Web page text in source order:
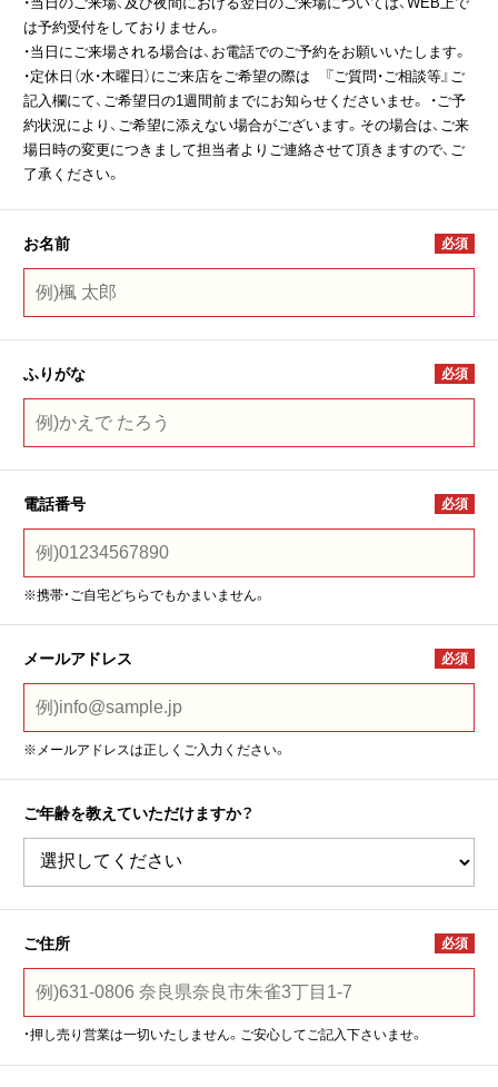
は予約受付をしておりません。
・当日にご来場される場合は、お電話でのご予約をお願いいたします。
・定休日（水・木曜日）にご来店をご希望の際は 『ご質問・ご相談等』ご
記入欄にて、ご希望日の1週間前までにお知らせくださいませ。 ・ご予
約状況により、ご希望に添えない場合がございます。その場合は、ご来
場日時の変更につきまして担当者よりご連絡させて頂きますので、ご
了承ください。
お名前 必須
ふりがな 必須
電話番号 必須
※携帯・ご自宅どちらでもかまいません。
メールアドレス 必須
※メールアドレスは正しくご入力ください。
ご年齢を教えていただけますか？
ご住所 必須
・押し売り営業は一切いたしません。ご安心してご記入下さいませ。